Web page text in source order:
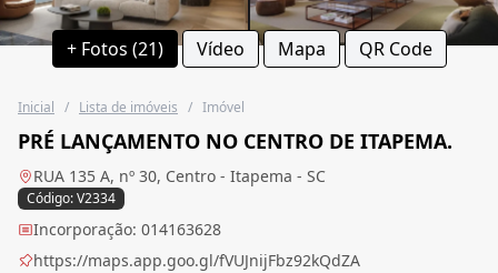
+ Fotos (21) Vídeo Mapa QR Code
Inicial / Lista de imóveis / Imóvel
PRÉ LANÇAMENTO NO CENTRO DE ITAPEMA.
RUA 135 A, nº 30, Centro - Itapema - SC
Código: V2334
Incorporação: 014163628
https://maps.app.goo.gl/fVUJnijFbz92kQdZA